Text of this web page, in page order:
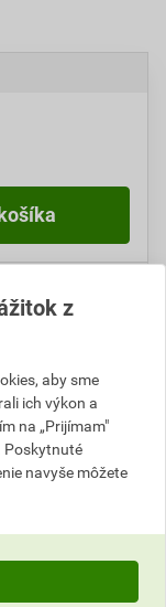
cenníkovej
z
aby sme
ich výkon a
na „Prijímam"
Poskytnuté
navyše môžete